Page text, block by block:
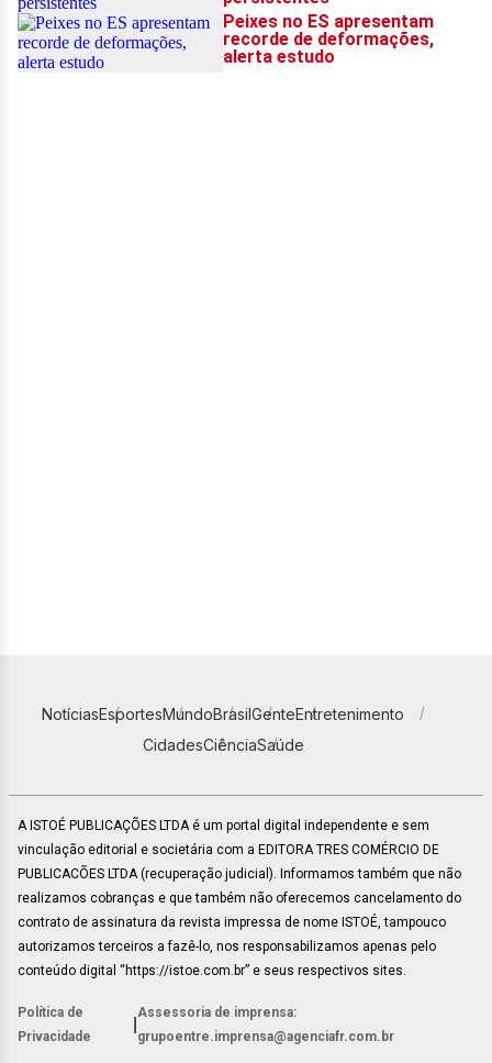
NotíciasEsportesMundoBrasilGenteEntretenimento
CidadesCiênciaSaúde
A ISTOÉ PUBLICAÇÕES LTDA é um portal digital independente e sem
vinculação editorial e societária com a EDITORA TRES COMÉRCIO DE
PUBLICACÕES LTDA (recuperação judicial). Informamos também que não
realizamos cobranças e que também não oferecemos cancelamento do
contrato de assinatura da revista impressa de nome ISTOÉ, tampouco
autorizamos terceiros a fazê-lo, nos responsabilizamos apenas pelo
conteúdo digital “https://istoe.com.br” e seus respectivos sites.
Política de
Privacidade
Assessoria de imprensa:
grupoentre.imprensa@agenciafr.com.br